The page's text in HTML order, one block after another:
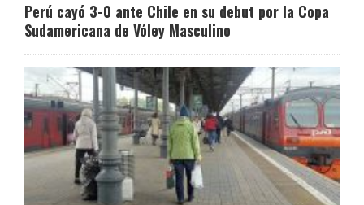
Perú cayó 3-0 ante Chile en su debut por la Copa
Sudamericana de Vóley Masculino